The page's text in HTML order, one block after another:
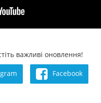
важливі оновлення!
Facebook